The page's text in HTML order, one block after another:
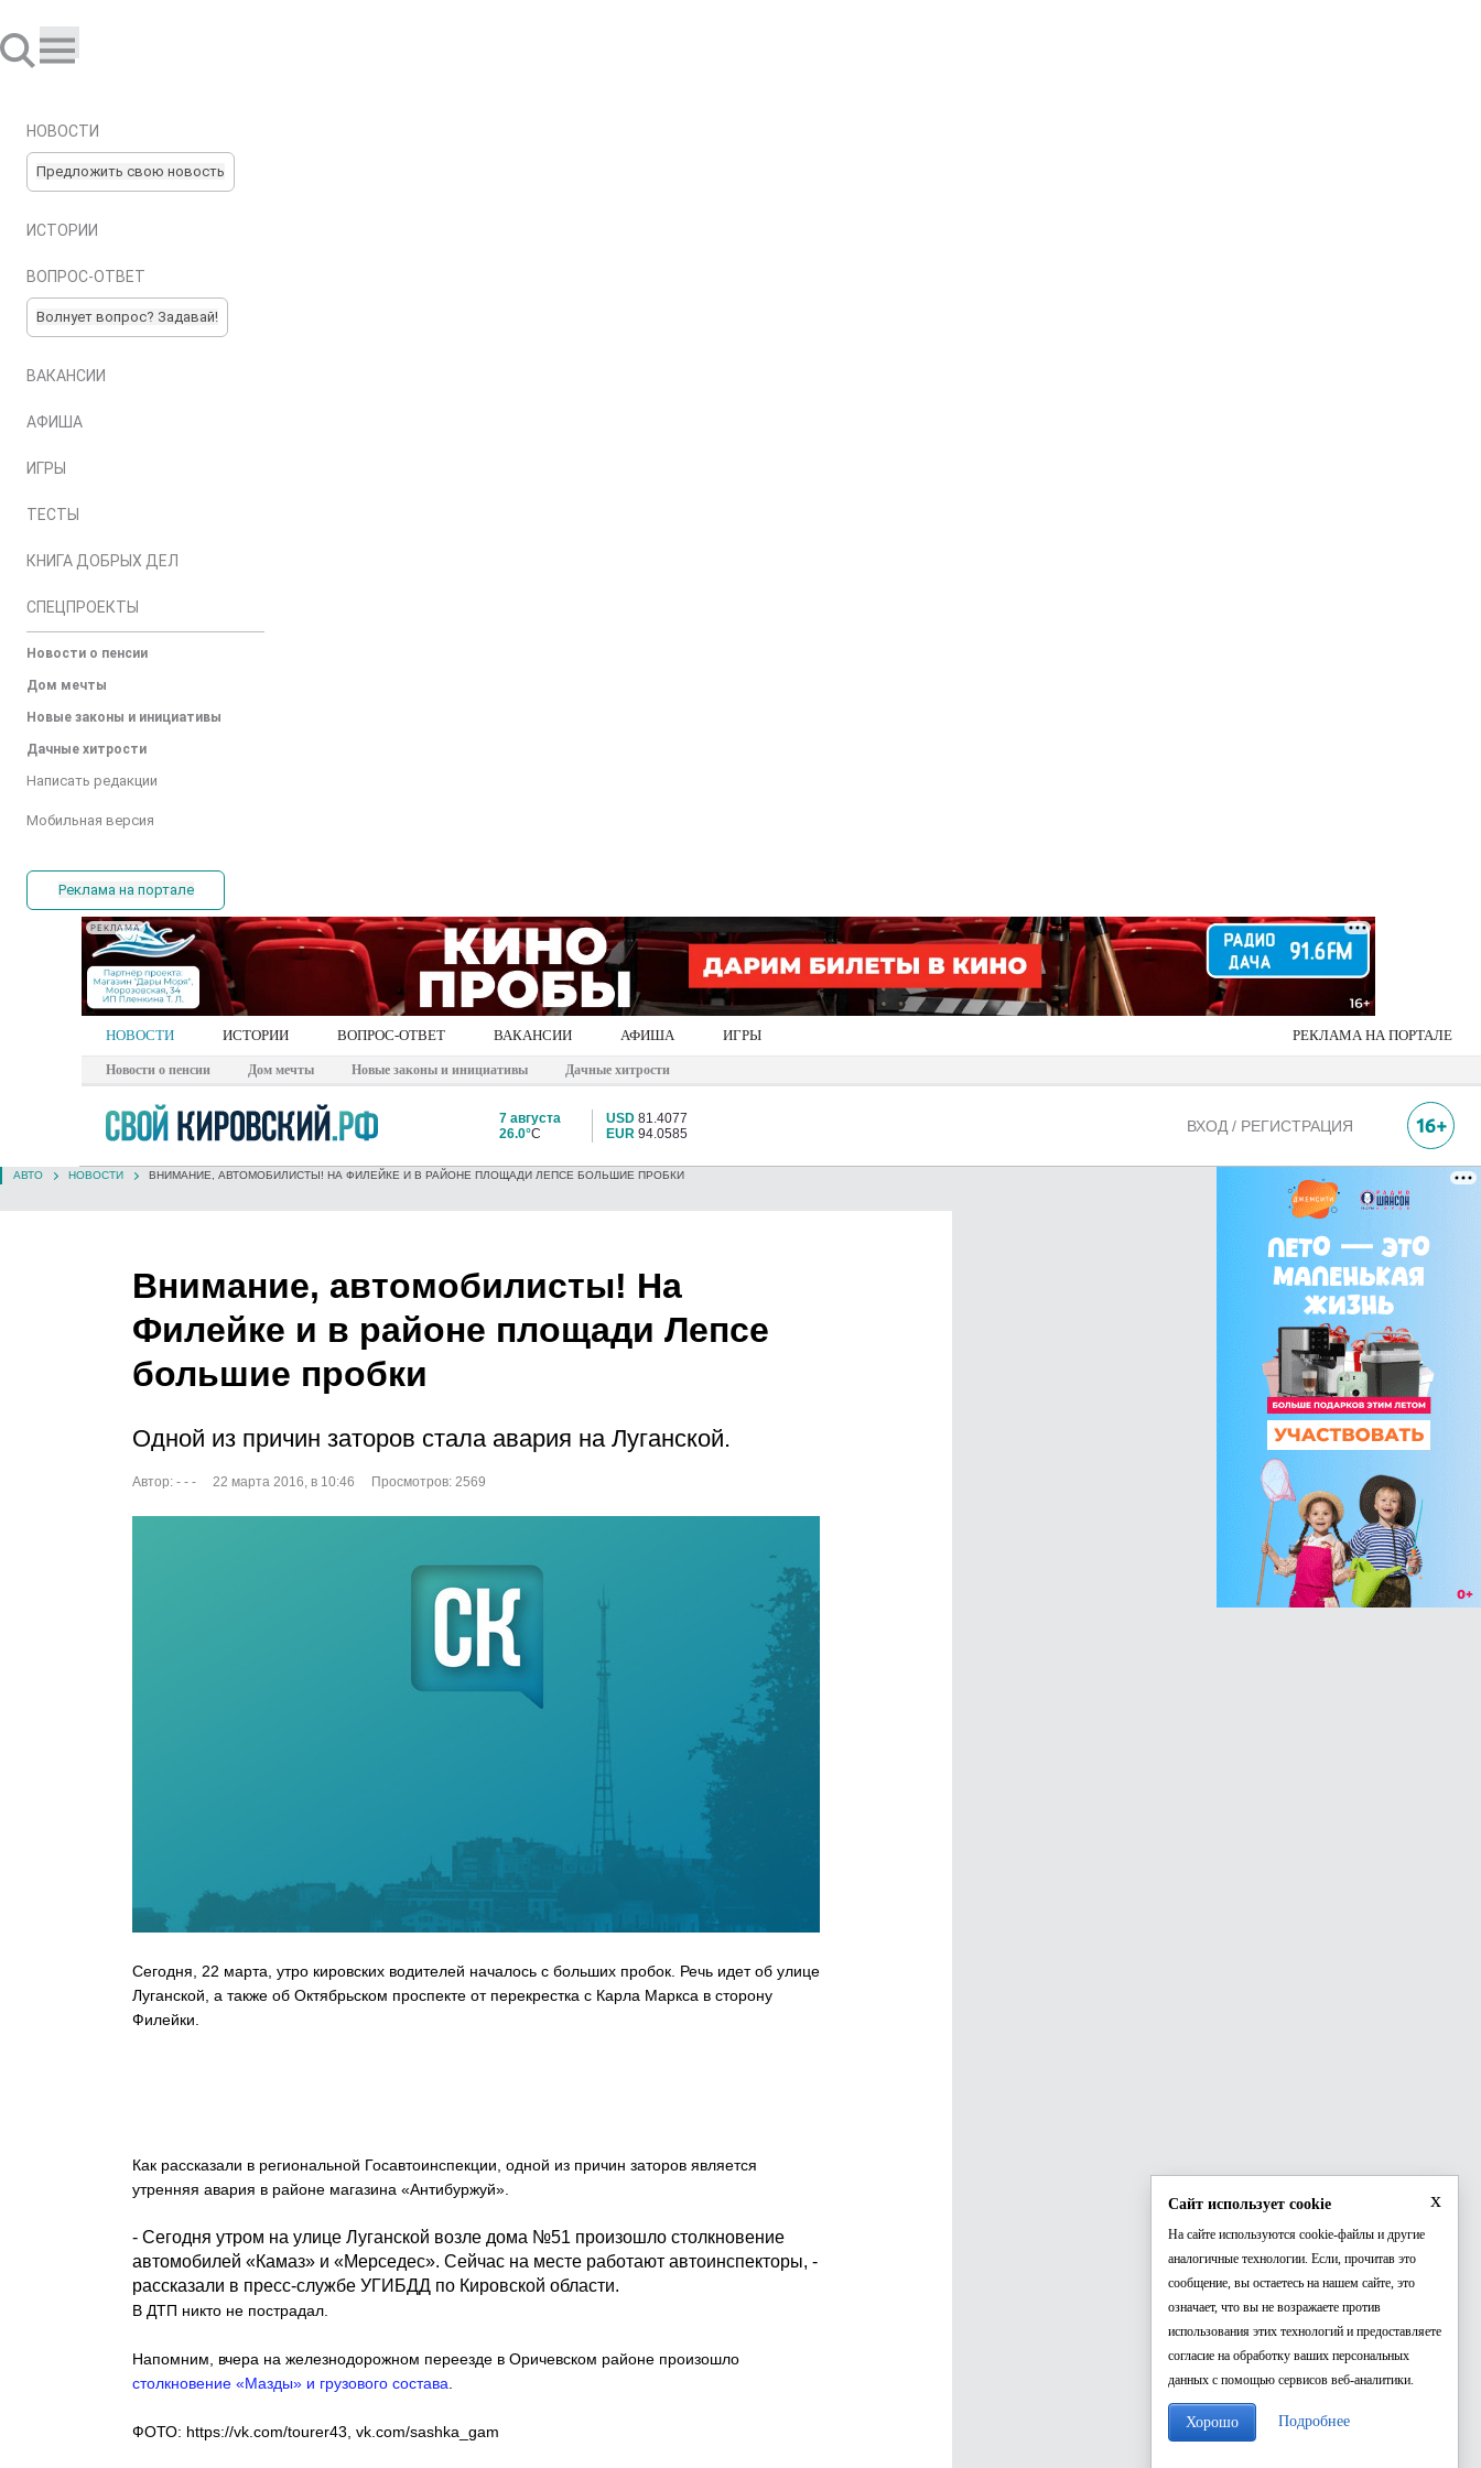
НОВОСТИ
Предложить свою новость
ИСТОРИИ
ВОПРОС-ОТВЕТ
Волнует вопрос? Задавай!
ВАКАНСИИ
АФИША
ИГРЫ
ТЕСТЫ
КНИГА ДОБРЫХ ДЕЛ
СПЕЦПРОЕКТЫ
Новости о пенсии
Дом мечты
Новые законы и инициативы
Дачные хитрости
Написать редакции
Мобильная версия
Реклама на портале
РЕКЛАМА
НОВОСТИ ИСТОРИИ ВОПРОС-ОТВЕТ ВАКАНСИИ АФИША ИГРЫ РЕКЛАМА НА ПОРТАЛЕ
Новости о пенсии Дом мечты Новые законы и инициативы Дачные хитрости
7 августа
26.0°C
USD 81.4077
EUR 94.0585 ВХОД / РЕГИСТРАЦИЯ
АВТО НОВОСТИ ВНИМАНИЕ, АВТОМОБИЛИСТЫ! НА ФИЛЕЙКЕ И В РАЙОНЕ ПЛОЩАДИ ЛЕПСЕ БОЛЬШИЕ ПРОБКИ
Внимание, автомобилисты! На
Филейке и в районе площади Лепсе
большие пробки
Одной из причин заторов стала авария на Луганской.
Автор: - - - 22 марта 2016, в 10:46 Просмотров: 2569
Сегодня, 22 марта, утро кировских водителей началось с больших пробок. Речь идет об улице
Луганской, а также об Октябрьском проспекте от перекрестка с Карла Маркса в сторону
Филейки.
Как рассказали в региональной Госавтоинспекции, одной из причин заторов является
утренняя авария в районе магазина «Антибуржуй».
- Сегодня утром на улице Луганской возле дома №51 произошло столкновение
автомобилей «Камаз» и «Мерседес». Сейчас на месте работают автоинспекторы, -
рассказали в пресс-службе УГИБДД по Кировской области.
В ДТП никто не пострадал.
Напомним, вчера на железнодорожном переезде в Оричевском районе произошло
столкновение «Мазды» и грузового состава
ФОТО: https://vk.com/tourer43, vk.com/sashka_gam
x
Сайт использует cookie
На сайте используются cookie-файлы и другие
аналогичные технологии. Если, прочитав это
сообщение, вы остаетесь на нашем сайте, это
означает, что вы не возражаете против
использования этих технологий и предоставляете
согласие на обработку ваших персональных
данных с помощью сервисов веб-аналитики.
Хорошо Подробнее